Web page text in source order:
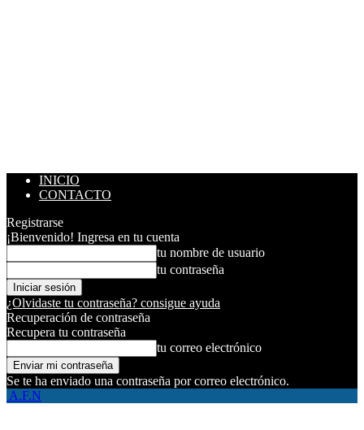
INICIO
CONTACTO
Registrarse
¡Bienvenido! Ingresa en tu cuenta
tu nombre de usuario
tu contraseña
¿Olvidaste tu contraseña? consigue ayuda
Recuperación de contraseña
Recupera tu contraseña
tu correo electrónico
Se te ha enviado una contraseña por correo electrónico.
A.F.N